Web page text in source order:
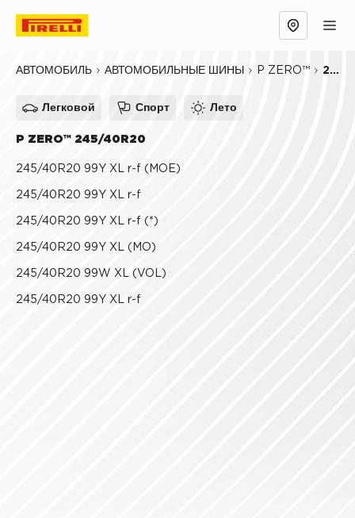
АВТОМОБИЛЬ АВТОМОБИЛЬНЫЕ ШИНЫ P ZERO™ 245/40R20
Легковой Спорт Лето
P ZERO™ 245/40R20
245/40R20 99Y XL r-f (MOE)
245/40R20 99Y XL r-f
245/40R20 99Y XL r-f (*)
245/40R20 99Y XL (MO)
245/40R20 99W XL (VOL)
245/40R20 99Y XL r-f